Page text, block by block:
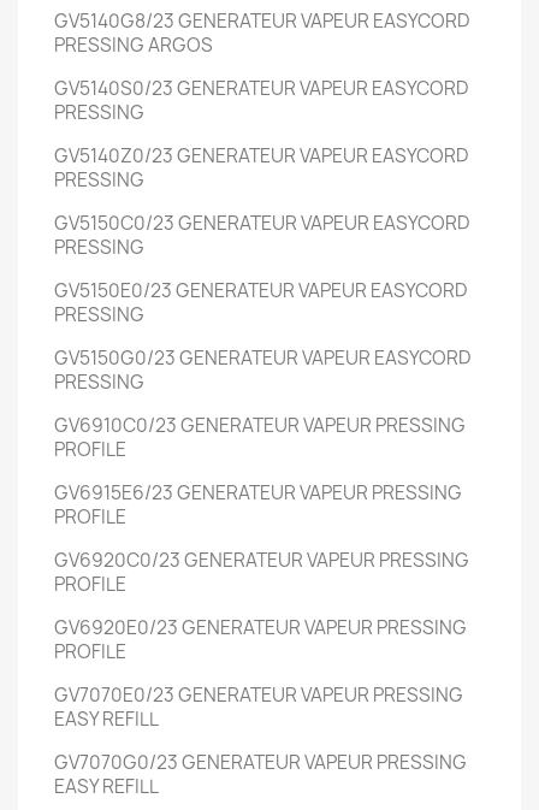
GV5140G8/23GENERATEUR VAPEUR EASYCORD
PRESSINGARGOS
GV5140S0/23GENERATEUR VAPEUR EASYCORD
PRESSING
GV5140Z0/23GENERATEUR VAPEUR EASYCORD
PRESSING
GV5150C0/23GENERATEUR VAPEUR EASYCORD
PRESSING
GV5150E0/23GENERATEUR VAPEUR EASYCORD
PRESSING
GV5150G0/23GENERATEUR VAPEUR EASYCORD
PRESSING
GV6910C0/23GENERATEUR VAPEUR PRESSING
PROFILE
GV6915E6/23GENERATEUR VAPEUR PRESSING
PROFILE
GV6920C0/23GENERATEUR VAPEUR PRESSING
PROFILE
GV6920E0/23GENERATEUR VAPEUR PRESSING
PROFILE
GV7070E0/23GENERATEUR VAPEUR PRESSING
EASY REFILL
GV7070G0/23GENERATEUR VAPEUR PRESSING
EASY REFILL